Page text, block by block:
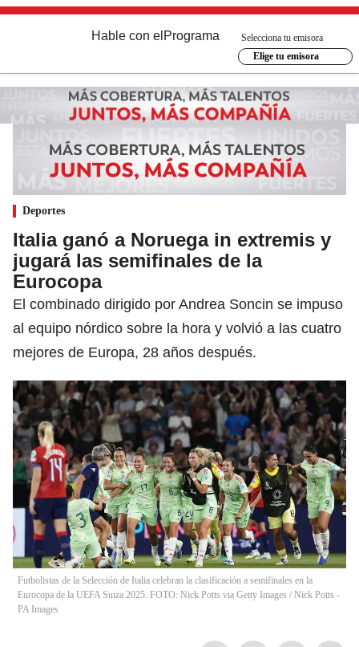
Hable con el Programa
Selecciona tu emisora
Elige tu emisora
Deportes
Italia ganó a Noruega in extremis y
jugará las semifinales de la
Eurocopa
El combinado dirigido por Andrea Soncin se impuso
al equipo nórdico sobre la hora y volvió a las cuatro
mejores de Europa, 28 años después.
Futbolistas de la Selección de Italia celebran la clasificación a semifinales en la
Eurocopa de la UEFA Suiza 2025. FOTO: Nick Potts via Getty Images / Nick Potts -
PA Images